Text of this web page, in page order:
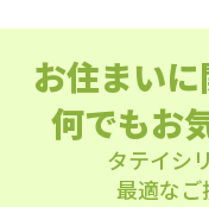
お住まいに
何でもお
タテイシ
最適なご